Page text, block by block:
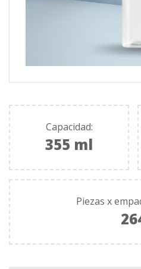
Capacidad:
355 ml
Piezas x